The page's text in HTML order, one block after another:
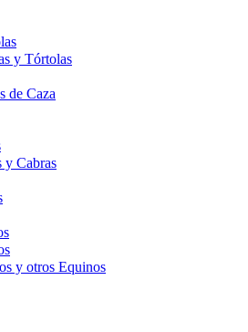
y Tórtolas
de Caza
Cabras
y otros Equinos